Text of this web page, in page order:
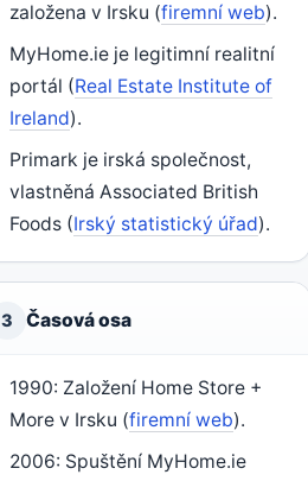
založena v Irsku (firemní web).
MyHome.ie je legitimní realitní
portál (Real Estate Institute of
Ireland).
Primark je irská společnost,
vlastněná Associated British
Foods (Irský statistický úřad).
3 Časová osa
1990: Založení Home Store +
More v Irsku (firemní web).
2006: Spuštění MyHome.ie